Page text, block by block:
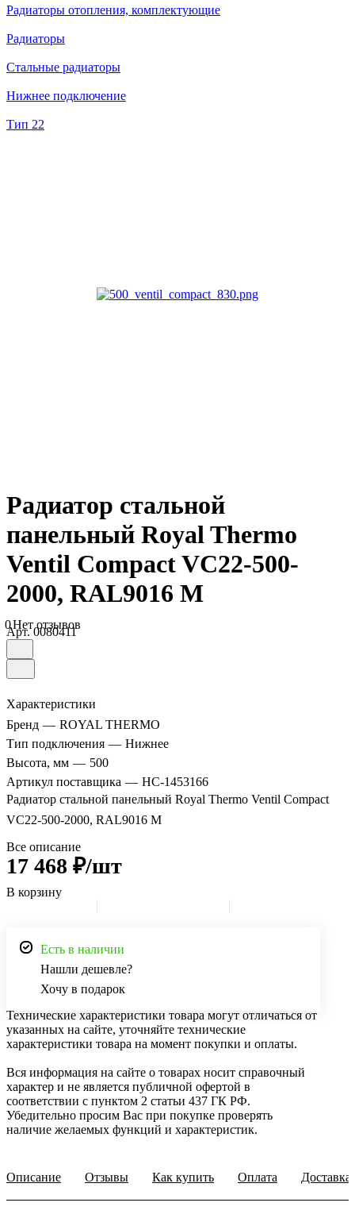
Радиаторы отопления, комплектующие
Радиаторы
Стальные радиаторы
Нижнее подключение
Тип 22
Радиатор стальной
панельный Royal Thermo
Ventil Compact VC22-500-
2000, RAL9016 М
0Нет отзывов
Арт.0080411
Характеристики
Бренд — ROYAL THERMO
Тип подключения — Нижнее
Высота, мм — 500
Артикул поставщика — НС-1453166
Радиатор стальной панельный Royal Thermo Ventil Compact
VC22-500-2000, RAL9016 М
Все описание
17 468 ₽/шт
В корзину
Есть в наличии
Нашли дешевле?
Хочу в подарок
Технические характеристики товара могут отличаться от
указанных на сайте, уточняйте технические
характеристики товара на момент покупки и оплаты.
Вся информация на сайте о товарах носит справочный
характер и не является публичной офертой в
соответствии с пунктом 2 статьи 437 ГК РФ.
Убедительно просим Вас при покупке проверять
наличие желаемых функций и характеристик.
Описание Отзывы Как купить Оплата Доставка